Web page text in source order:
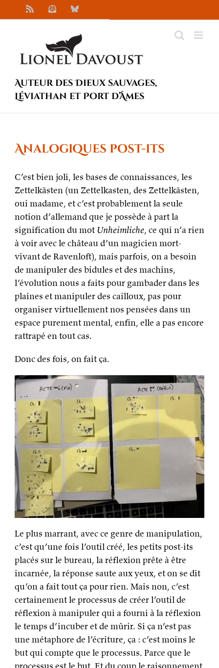
au
NewsletterBluesky
Auteur des Dieux sauvages,
Léviathan et Port d’Âmes
Analogiques post-its
C’est bien joli, les bases de connaissances, les
Zettelkästen (un Zettelkasten, des Zettelkästen,
oui madame, et c’est probablement la seule
notion d’allemand que je possède à part la
signification du mot Unheimliche, ce qui n’a rien
à voir avec le château d’un magicien mort-
vivant de Ravenloft), mais parfois, on a besoin
de manipuler des bidules et des machins,
l’évolution nous a faits pour gambader dans les
plaines et manipuler des cailloux, pas pour
organiser virtuellement nos pensées dans un
espace purement mental, enfin, elle a pas encore
rattrapé en tout cas.
Donc des fois, on fait ça.
Le plus marrant, avec ce genre de manipulation,
c’est qu’une fois l’outil créé, les petits post-its
placés sur le bureau, la réflexion prête à être
incarnée, la réponse saute aux yeux, et on se dit
qu’on a fait tout ça pour rien. Mais non, c’est
certainement le processus de créer l’outil de
réflexion à manipuler qui a fourni à la réflexion
le temps d’incuber et de mûrir. Si ça n’est pas
une métaphore de l’écriture, ça : c’est moins le
but qui compte que le processus. Parce que le